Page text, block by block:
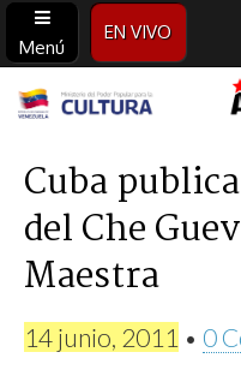
Menú
EN VIVO
Alba
Ciudad
96.3
FM
Cuba
del Che
Maestra
14 junio, 2011 • 0